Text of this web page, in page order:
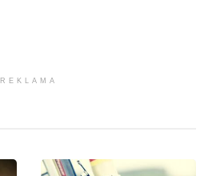
REKLAMA